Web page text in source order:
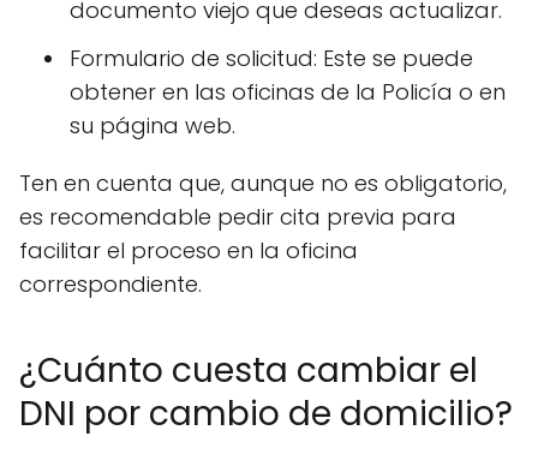
documento viejo que deseas actualizar.
Formulario de solicitud: Este se puede
obtener en las oficinas de la Policía o en
su página web.
Ten en cuenta que, aunque no es obligatorio,
es recomendable pedir cita previa para
facilitar el proceso en la oficina
correspondiente.
¿Cuánto cuesta cambiar el
DNI por cambio de domicilio?